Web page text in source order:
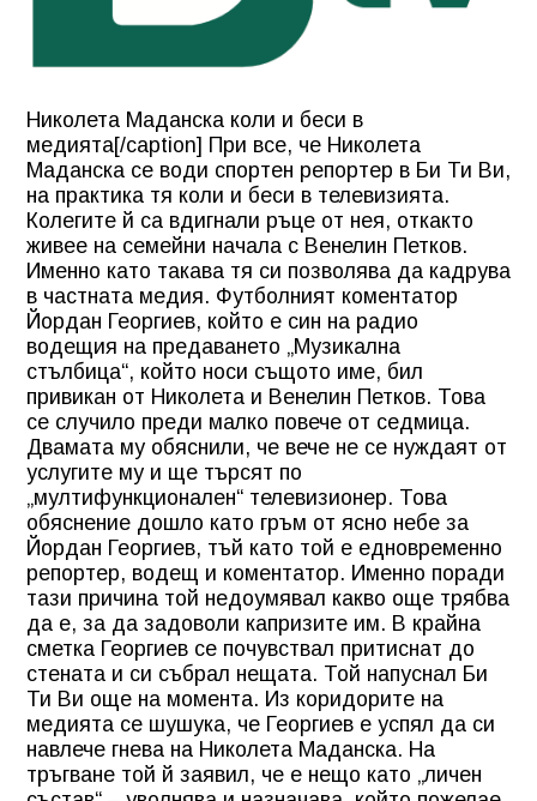
Николета Маданска коли и беси в
медията[/caption] При все, че Николета
Маданска се води спортен репортер в Би Ти Ви,
на практика тя коли и беси в телевизията.
Колегите й са вдигнали ръце от нея, откакто
живее на семейни начала с Венелин Петков.
Именно като такава тя си позволява да кадрува
в частната медия. Футболният коментатор
Йордан Георгиев, който е син на радио
водещия на предаването „Музикална
стълбица“, който носи същото име, бил
привикан от Николета и Венелин Петков. Това
се случило преди малко повече от седмица.
Двамата му обяснили, че вече не се нуждаят от
услугите му и ще търсят по
„мултифункционален“ телевизионер. Това
обяснение дошло като гръм от ясно небе за
Йордан Георгиев, тъй като той е едновременно
репортер, водещ и коментатор. Именно поради
тази причина той недоумявал какво още трябва
да е, за да задоволи капризите им. В крайна
сметка Георгиев се почувствал притиснат до
стената и си събрал нещата. Той напуснал Би
Ти Ви още на момента. Из коридорите на
медията се шушука, че Георгиев е успял да си
навлече гнева на Николета Маданска. На
тръгване той й заявил, че е нещо като „личен